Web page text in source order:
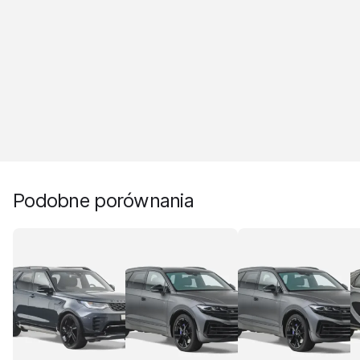
Podobne porównania